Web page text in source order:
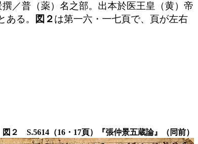
／普（薬）名之部。出本於医王皇（黄）帝
る。
図２ は第一六・一七頁で、頁が左右
図２ S.5614（16・17頁）『張仲景五蔵論』（同前）